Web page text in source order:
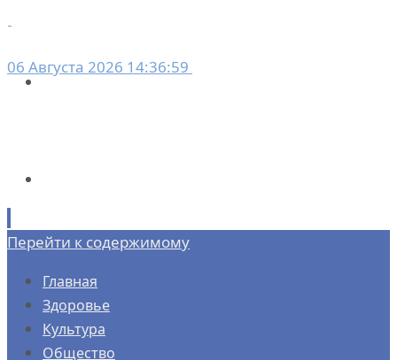
06 Августа 2026 14:36:59
Перейти к содержимому
Главная
Здоровье
Культура
Общество